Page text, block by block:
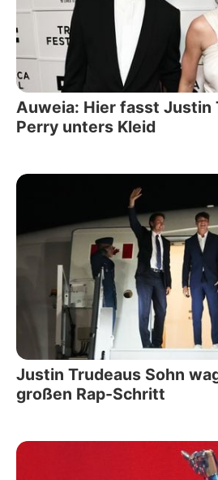
Auweia: Hier fasst Justin
Perry unters Kleid
Justin Trudeaus Sohn
großen Rap-Schritt